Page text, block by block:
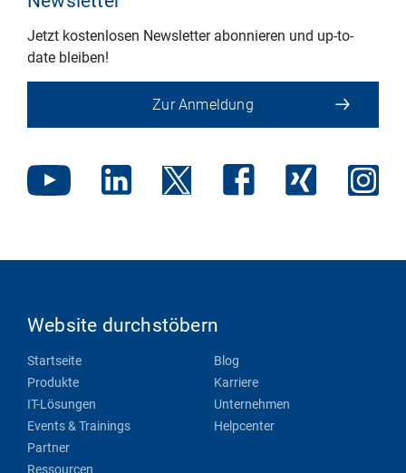
Jetzt kostenlosen Newsletter abonnieren und up-to-
date bleiben!
Zur Anmeldung
Website durchstöbern
Startseite
Produkte
IT-Lösungen
Events & Trainings
Partner
Ressourcen
Blog
Karriere
Unternehmen
Helpcenter